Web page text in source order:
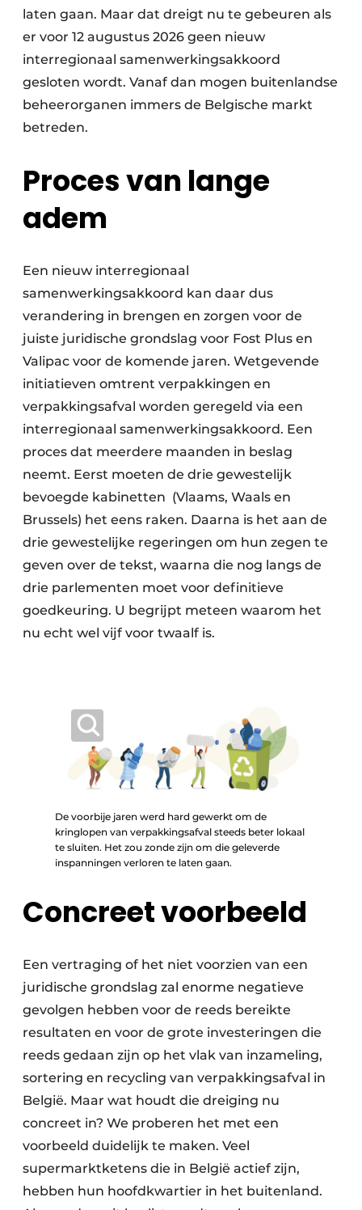
laten gaan. Maar dat dreigt nu te gebeuren als
er voor 12 augustus 2026 geen nieuw
interregionaal samenwerkingsakkoord
gesloten wordt. Vanaf dan mogen buitenlandse
beheerorganen immers de Belgische markt
betreden.
Proces van lange
adem
Een nieuw interregionaal
samenwerkingsakkoord kan daar dus
verandering in brengen en zorgen voor de
juiste juridische grondslag voor Fost Plus en
Valipac voor de komende jaren. Wetgevende
initiatieven omtrent verpakkingen en
verpakkingsafval worden geregeld via een
interregionaal samenwerkingsakkoord. Een
proces dat meerdere maanden in beslag
neemt. Eerst moeten de drie gewestelijk
bevoegde kabinetten (Vlaams, Waals en
Brussels) het eens raken. Daarna is het aan de
drie gewestelijke regeringen om hun zegen te
geven over de tekst, waarna die nog langs de
drie parlementen moet voor definitieve
goedkeuring. U begrijpt meteen waarom het
nu echt wel vijf voor twaalf is.
De voorbije jaren werd hard gewerkt om de
kringlopen van verpakkingsafval steeds beter lokaal
te sluiten. Het zou zonde zijn om die geleverde
inspanningen verloren te laten gaan.
Concreet voorbeeld
Een vertraging of het niet voorzien van een
juridische grondslag zal enorme negatieve
gevolgen hebben voor de reeds bereikte
resultaten en voor de grote investeringen die
reeds gedaan zijn op het vlak van inzameling,
sortering en recycling van verpakkingsafval in
België. Maar wat houdt die dreiging nu
concreet in? We proberen het met een
voorbeeld duidelijk te maken. Veel
supermarktketens die in België actief zijn,
hebben hun hoofdkwartier in het buitenland.